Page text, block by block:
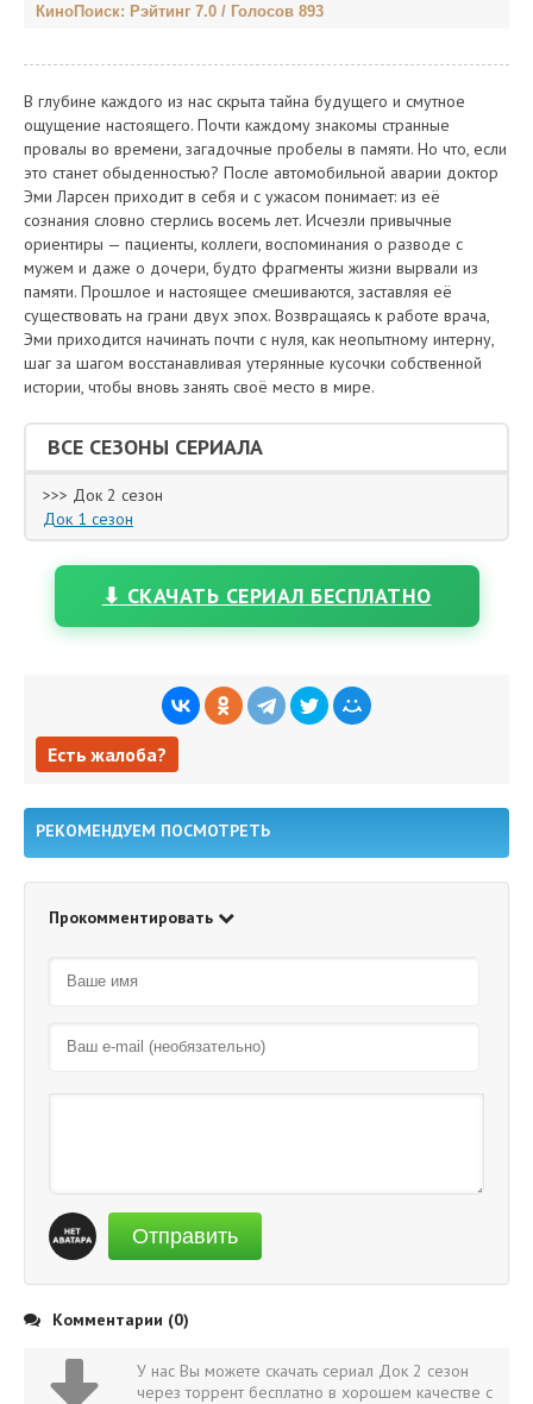
КиноПоиск: Рэйтинг 7.0 / Голосов 893
В глубине каждого из нас скрыта тайна будущего и смутное
ощущение настоящего. Почти каждому знакомы странные
провалы во времени, загадочные пробелы в памяти. Но что, если
это станет обыденностью? После автомобильной аварии доктор
Эми Ларсен приходит в себя и с ужасом понимает: из её
сознания словно стерлись восемь лет. Исчезли привычные
ориентиры — пациенты, коллеги, воспоминания о разводе с
мужем и даже о дочери, будто фрагменты жизни вырвали из
памяти. Прошлое и настоящее смешиваются, заставляя её
существовать на грани двух эпох. Возвращаясь к работе врача,
Эми приходится начинать почти с нуля, как неопытному интерну,
шаг за шагом восстанавливая утерянные кусочки собственной
истории, чтобы вновь занять своё место в мире.
ВСЕ СЕЗОНЫ СЕРИАЛА
>>> Док 2 сезон
Док 1 сезон
⬇ СКАЧАТЬ СЕРИАЛ БЕСПЛАТНО
Есть жалоба?
РЕКОМЕНДУЕМ ПОСМОТРЕТЬ
Прокомментировать
Отправить
Комментарии (0)
У нас Вы можете скачать сериал Док 2 сезон
через торрент бесплатно в хорошем качестве с